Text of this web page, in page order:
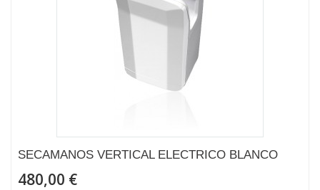
SECAMANOS VERTICAL ELECTRICO BLANCO
480,00 €